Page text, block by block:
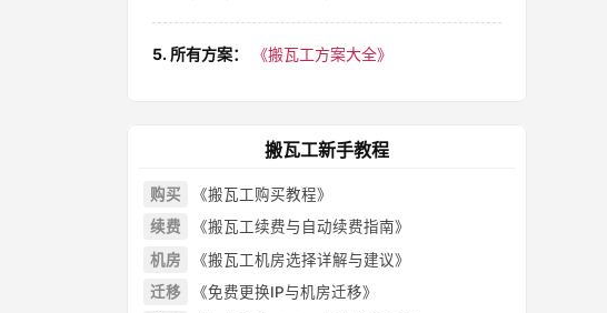
5. 所有方案： 《搬瓦工方案大全》
搬瓦工新手教程
购买
《搬瓦工购买教程》
续费
《搬瓦工续费与自动续费指南》
机房
《搬瓦工机房选择详解与建议》
迁移
《免费更换IP与机房迁移》